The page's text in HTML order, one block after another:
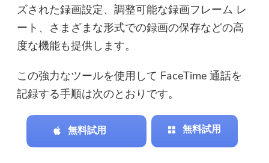
ズされた録画設定、調整可能な録画フレーム レ
ート、さまざまな形式での録画の保存などの高
度な機能も提供します。
この強力なツールを使用して FaceTime 通話を
記録する手順は次のとおりです。
無料試用 無料試用